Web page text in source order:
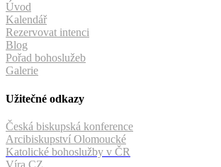
Úvod
Kalendář
Rezervovat intenci
Blog
Pořad bohoslužeb
Galerie
Užitečné odkazy
Česká biskupská konference
Arcibiskupství Olomoucké
Katolické bohoslužby v ČR
Víra.CZ